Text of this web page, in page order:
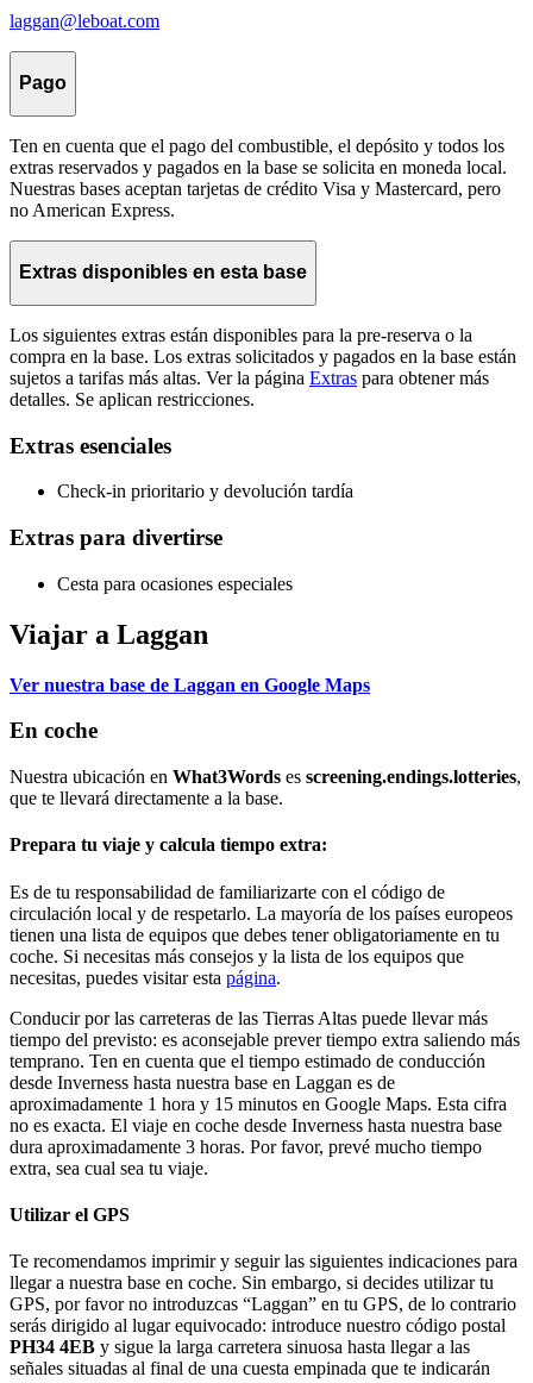
laggan@leboat.com
Pago
Ten en cuenta que el pago del combustible, el depósito y todos los
extras reservados y pagados en la base se solicita en moneda local.
Nuestras bases aceptan tarjetas de crédito Visa y Mastercard, pero
no American Express.
Extras disponibles en esta base
Los siguientes extras están disponibles para la pre-reserva o la
compra en la base. Los extras solicitados y pagados en la base están
sujetos a tarifas más altas. Ver la página Extras para obtener más
detalles. Se aplican restricciones.
Extras esenciales
Check-in prioritario y devolución tardía
Extras para divertirse
Cesta para ocasiones especiales
Viajar a Laggan
Ver nuestra base de Laggan en Google Maps
En coche
Nuestra ubicación en What3Words es screening.endings.lotteries,
que te llevará directamente a la base.
Prepara tu viaje y calcula tiempo extra:
Es de tu responsabilidad de familiarizarte con el código de
circulación local y de respetarlo. La mayoría de los países europeos
tienen una lista de equipos que debes tener obligatoriamente en tu
coche. Si necesitas más consejos y la lista de los equipos que
necesitas, puedes visitar esta página.
Conducir por las carreteras de las Tierras Altas puede llevar más
tiempo del previsto: es aconsejable prever tiempo extra saliendo más
temprano. Ten en cuenta que el tiempo estimado de conducción
desde Inverness hasta nuestra base en Laggan es de
aproximadamente 1 hora y 15 minutos en Google Maps. Esta cifra
no es exacta. El viaje en coche desde Inverness hasta nuestra base
dura aproximadamente 3 horas. Por favor, prevé mucho tiempo
extra, sea cual sea tu viaje.
Utilizar el GPS
Te recomendamos imprimir y seguir las siguientes indicaciones para
llegar a nuestra base en coche. Sin embargo, si decides utilizar tu
GPS, por favor no introduzcas “Laggan” en tu GPS, de lo contrario
serás dirigido al lugar equivocado: introduce nuestro código postal
PH34 4EB y sigue la larga carretera sinuosa hasta llegar a las
señales situadas al final de una cuesta empinada que te indicarán